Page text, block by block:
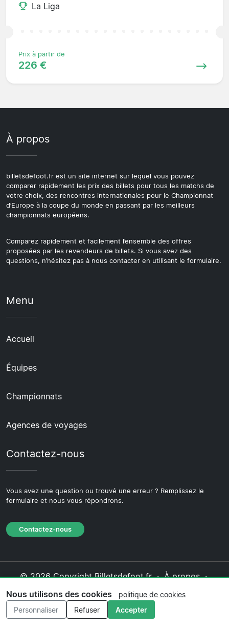
La Liga
Prix à partir de
226 €
À propos
billetsdefoot.fr est un site internet sur lequel vous pouvez
comparer rapidement les prix des billets pour tous les matchs de
votre choix, des rencontres internationales pour le Championnat
d’Europe à la coupe du monde en passant par les meilleurs
championnats européens.
Comparez rapidement et facilement l’ensemble des offres
proposées par les revendeurs de billets. Si vous avez des
questions, n’hésitez pas à nous contacter en utilisant le formulaire.
Menu
Accueil
Équipes
Championnats
Agences de voyages
Contactez-nous
Vous avez une question ou trouvé une erreur ? Remplissez le
formulaire et nous vous répondrons.
Contactez-nous
© 2026 Copyright Billetsdefoot.fr ·À propos·
Politique de cookies·Politique éditoriale
Nous utilisons des cookies
politique de cookies
Personnaliser
Refuser Accepter